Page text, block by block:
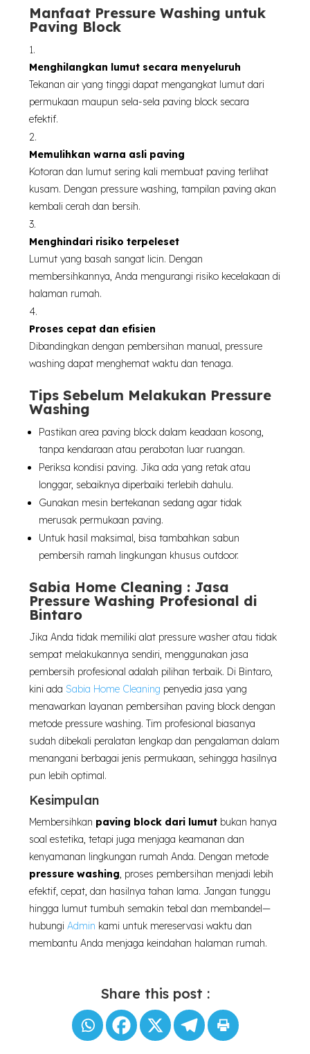
Manfaat Pressure Washing untuk
Paving Block
Menghilangkan lumut secara menyeluruh
Tekanan air yang tinggi dapat mengangkat lumut dari
permukaan maupun sela-sela paving block secara
efektif.
Memulihkan warna asli paving
Kotoran dan lumut sering kali membuat paving terlihat
kusam. Dengan pressure washing, tampilan paving akan
kembali cerah dan bersih.
Menghindari risiko terpeleset
Lumut yang basah sangat licin. Dengan
membersihkannya, Anda mengurangi risiko kecelakaan di
halaman rumah.
Proses cepat dan efisien
Dibandingkan dengan pembersihan manual, pressure
washing dapat menghemat waktu dan tenaga.
Tips Sebelum Melakukan Pressure
Washing
Pastikan area paving block dalam keadaan kosong,
tanpa kendaraan atau perabotan luar ruangan.
Periksa kondisi paving. Jika ada yang retak atau
longgar, sebaiknya diperbaiki terlebih dahulu.
Gunakan mesin bertekanan sedang agar tidak
merusak permukaan paving.
Untuk hasil maksimal, bisa tambahkan sabun
pembersih ramah lingkungan khusus outdoor.
Sabia Home Cleaning : Jasa
Pressure Washing Profesional di
Bintaro
Jika Anda tidak memiliki alat pressure washer atau tidak
sempat melakukannya sendiri, menggunakan jasa
pembersih profesional adalah pilihan terbaik. Di Bintaro,
kini ada Sabia Home Cleaning penyedia jasa yang
menawarkan layanan pembersihan paving block dengan
metode pressure washing. Tim profesional biasanya
sudah dibekali peralatan lengkap dan pengalaman dalam
menangani berbagai jenis permukaan, sehingga hasilnya
pun lebih optimal.
Kesimpulan
Membersihkan paving block dari lumut bukan hanya
soal estetika, tetapi juga menjaga keamanan dan
kenyamanan lingkungan rumah Anda. Dengan metode
pressure washing, proses pembersihan menjadi lebih
efektif, cepat, dan hasilnya tahan lama. Jangan tunggu
hingga lumut tumbuh semakin tebal dan membandel—
hubungiAdmin kami untuk mereservasi waktu dan
membantu Anda menjaga keindahan halaman rumah.
Share this post :